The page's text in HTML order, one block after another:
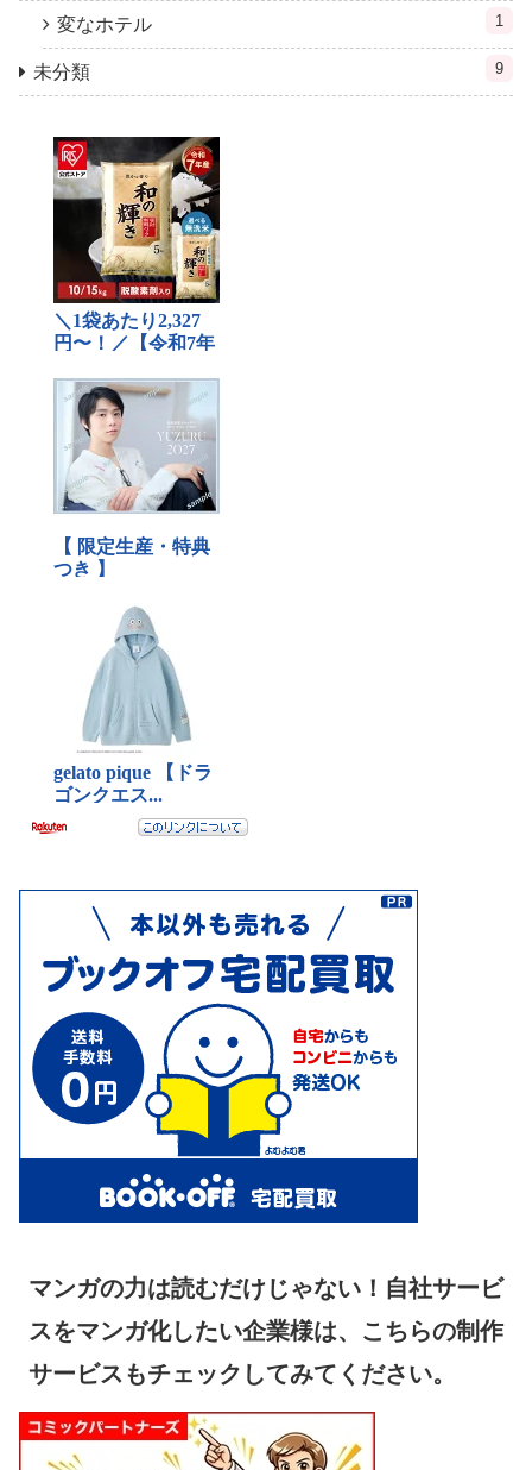
変なホテル 1
未分類 9
マンガの力は読むだけじゃない！自社サービ
スをマンガ化したい企業様は、こちらの制作
サービスもチェックしてみてください。